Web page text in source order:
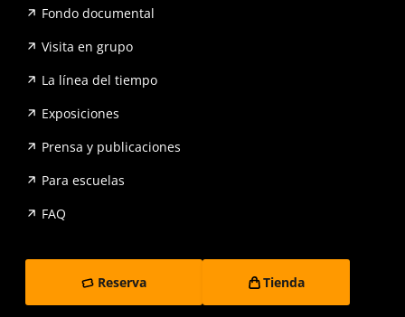
Fondo documental
Visita en grupo
La línea del tiempo
Exposiciones
Prensa y publicaciones
Para escuelas
FAQ
Reserva Tienda